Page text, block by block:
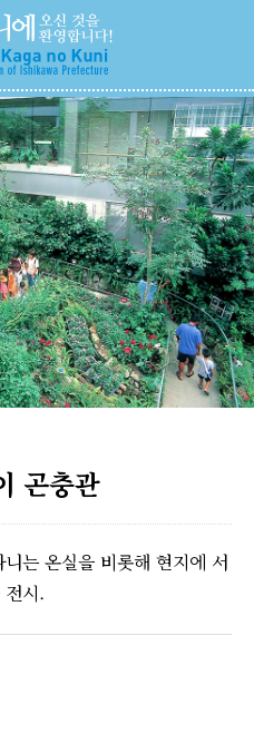
곤충관
는 온실을 비롯해 현지에 서
시.